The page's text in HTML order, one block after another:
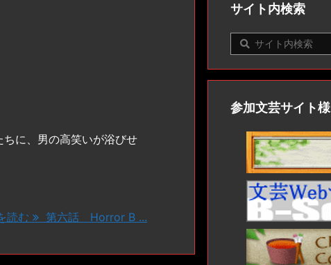
に、男の高笑いが浴びせ
読む 第六話 Horror B ...
サイト内検索
参加文芸サイト様